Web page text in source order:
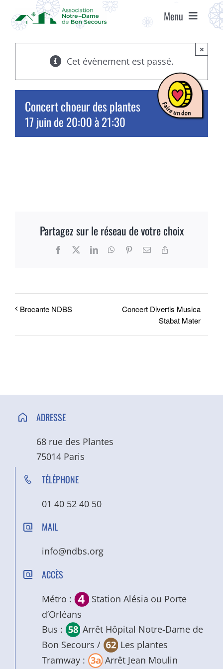
contenu
Menu
ACCUEIL
ASSOCIATION
ÉTABLISSEMENTS
ACCÈS ET CONTACT
Cet évènement est passé.
×
Concert choeur des plantes
17 juin de 20:00à21:30
Partagez sur le réseau de votre choix
Facebook LinkedInWhatsApp
PinterestEmail
Brocante NDBS
Concert Divertis Musica
Stabat Mater
ADRESSE
68 rue des Plantes
75014 Paris
TÉLÉPHONE
01 40 52 40 50
MAIL
info@ndbs.org
ACCÈS
Métro :
Station Alésia ou Porte
d’Orléans
Bus :
Arrêt Hôpital Notre-Dame de
Bon Secours /
Les plantes
Tramway :
Arrêt Jean Moulin